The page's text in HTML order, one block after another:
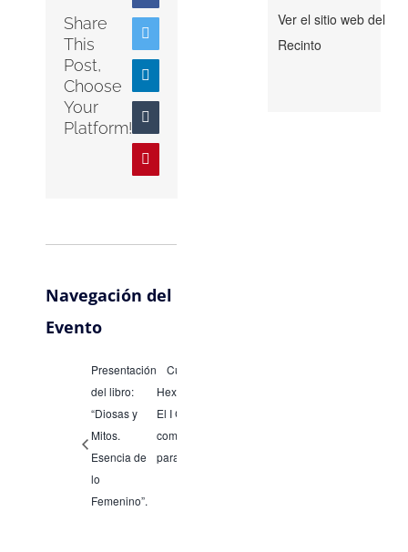
Share
This
Post,
Choose
Your
Platform!
Navegación del
Evento
Presentación
del libro:
“Diosas y
Mitos.
Esencia de
lo
Femenino”.
Curso: 64
Hexagramas.
El I Ching
como guía
para la vida
Ver el sitio web del
Recinto